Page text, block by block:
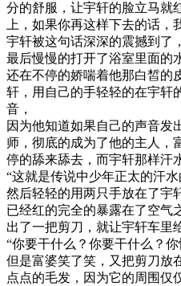
分的舒服，让宇轩的脸立马就
上，如果你再这样下去的话
宇轩被这句话深深的震撼到了
最后慢慢的打开了浴室里面的
还在不停的娇喘着他那白皙的
轩，用自己的手轻轻的在宇轩
音，
因为他知道如果自己的声音发
师，彻底的成为了他的主人，
停的舔来舔去，而宇轩那样汗
“这就是传说中少年正太的汗
然后轻轻的用两只手放在了宇
已经红的完全的暴露在了空气
出了一把剪刀，就让宇轩车里
“你要干什么？你要干什么？
但是富婆笑了笑，又把剪刀放
点点的毛发，因为它的周围仅